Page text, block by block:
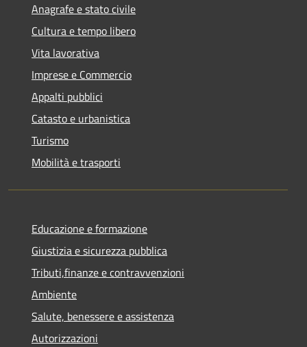
Anagrafe e stato civile
Cultura e tempo libero
Vita lavorativa
Imprese e Commercio
Appalti pubblici
Catasto e urbanistica
Turismo
Mobilità e trasporti
Educazione e formazione
Giustizia e sicurezza pubblica
Tributi,finanze e contravvenzioni
Ambiente
Salute, benessere e assistenza
Autorizzazioni